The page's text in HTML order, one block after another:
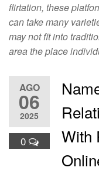
flirtation, these
can take many
may not fit into
area the place
AGO
06
2025
0
With